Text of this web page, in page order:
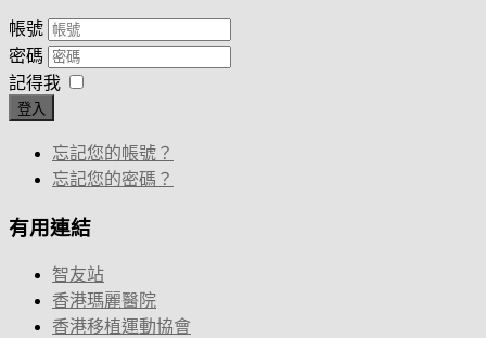
帳號
密碼
記得我
登入
忘記您的帳號？
忘記您的密碼？
有用連結
智友站
香港瑪麗醫院
香港移植運動協會